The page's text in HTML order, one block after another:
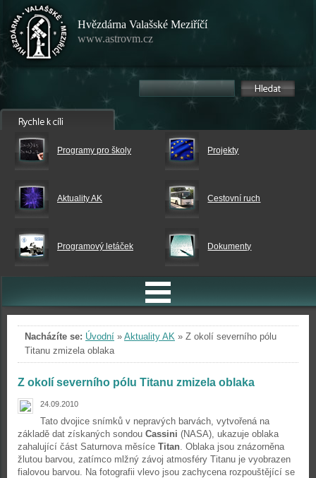
Hvězdárna Valašské Meziříčí
www.astrovm.cz
Programy pro školy Projekty
Aktuality AK Cestovní ruch
Programový letáček Dokumenty
Nacházíte se: Úvodní » Aktuality AK » Z okolí severního pólu
Titanu zmizela oblaka
Z okolí severního pólu Titanu zmizela oblaka
24.09.2010
Tato dvojice snímků v nepravých barvách, vytvořená na
základě dat získaných sondou Cassini (NASA), ukazuje oblaka
zahalující část Saturnova měsíce Titan. Oblaka jsou znázorněna
žlutou barvou, zatímco mlžný závoj atmosféry Titanu je vyobrazen
fialovou barvou. Na fotografii vlevo jsou zachycena rozpouštějící se